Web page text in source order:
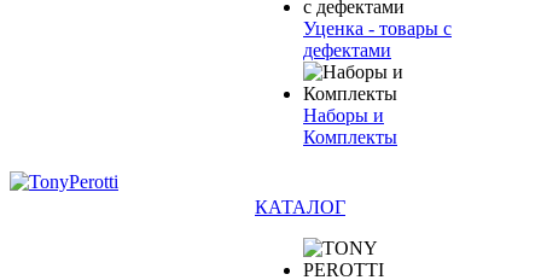
Уценка - товары с
дефектами
Наборы и
Комплекты
КАТАЛОГ